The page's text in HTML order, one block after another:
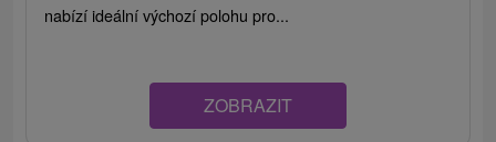
nabízí ideální výchozí polohu pro...
ZOBRAZIT